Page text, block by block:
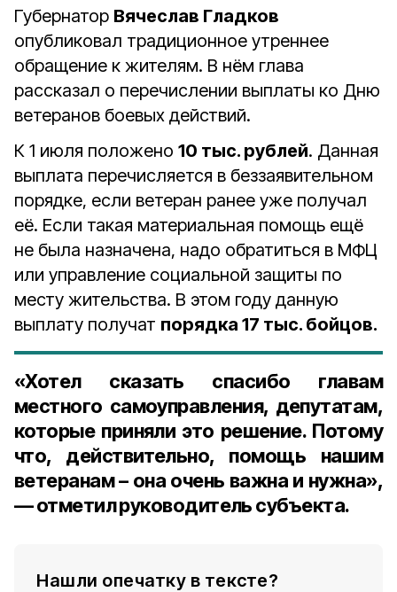
Губернатор Вячеслав Гладков
опубликовал традиционное утреннее
обращение к жителям. В нём глава
рассказал о перечислении выплаты ко Дню
ветеранов боевых действий.
К 1 июля положено 10 тыс. рублей. Данная
выплата перечисляется в беззаявительном
порядке, если ветеран ранее уже получал
её. Если такая материальная помощь ещё
не была назначена, надо обратиться в МФЦ
или управление социальной защиты по
месту жительства. В этом году данную
выплату получат порядка 17 тыс. бойцов.
«Хотел сказать спасибо главам
местного самоуправления, депутатам,
которые приняли это решение. Потому
что, действительно, помощь нашим
ветеранам – она очень важна и нужна»,
— отметил руководитель субъекта.
Нашли опечатку в тексте?